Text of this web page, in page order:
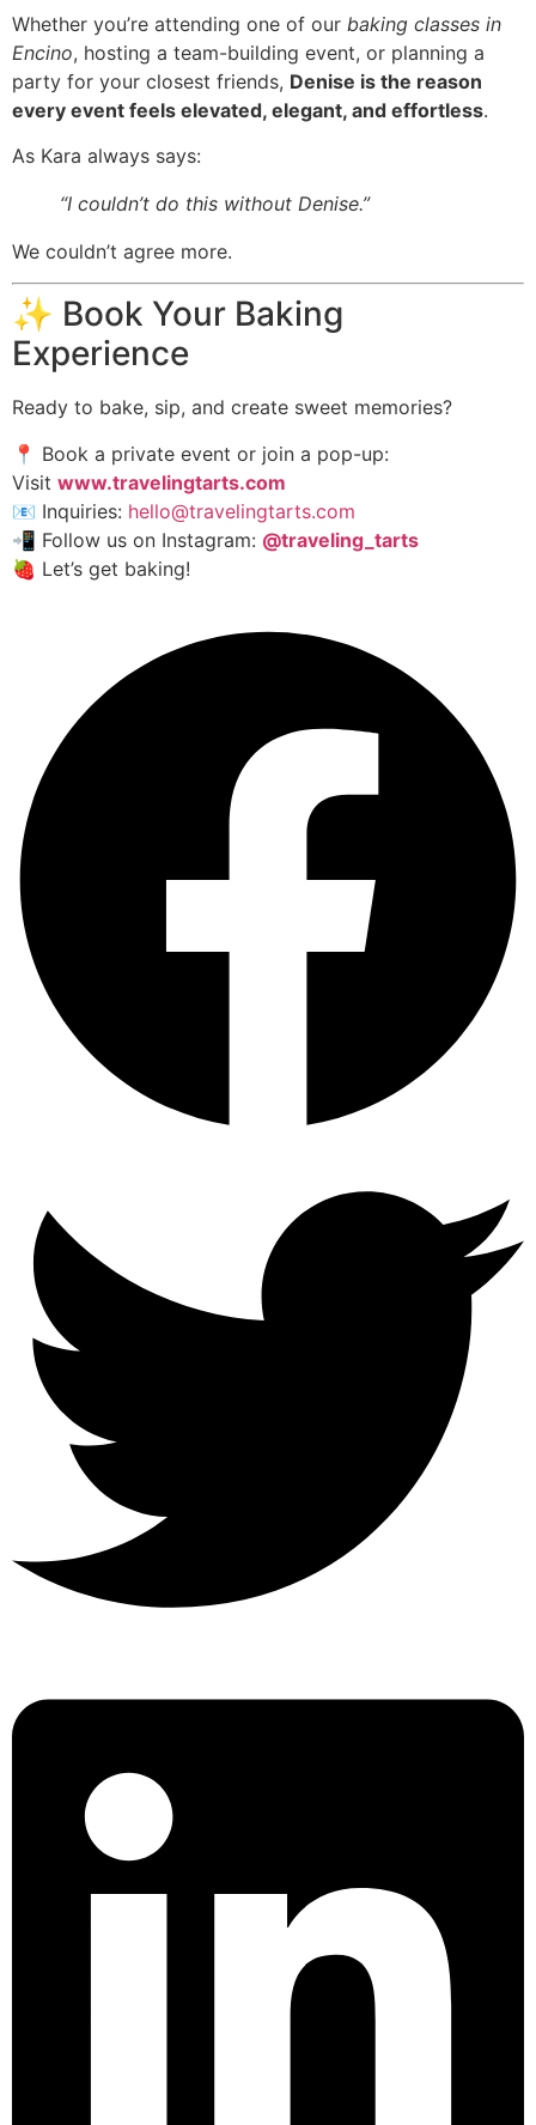
Whether you’re attending one of our baking classes in
Encino, hosting a team-building event, or planning a
party for your closest friends, Denise is the reason
every event feels elevated, elegant, and effortless.
As Kara always says:
“I couldn’t do this without Denise.”
We couldn’t agree more.
✨ Book Your Baking
Experience
Ready to bake, sip, and create sweet memories?
📍 Book a private event or join a pop-up:
Visit www.travelingtarts.com
📧 Inquiries: hello@travelingtarts.com
📲 Follow us on Instagram: @traveling_tarts
🍓 Let’s get baking!